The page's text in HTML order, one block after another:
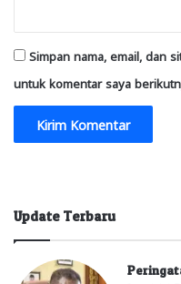
Simpan nama, email, dan
untuk komentar saya
Update Terbaru